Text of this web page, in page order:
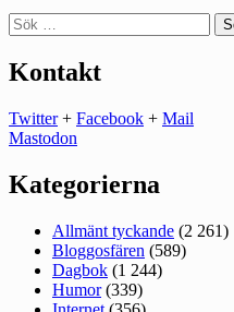
Sök
efter:
Kontakt
Twitter+ Facebook + Mail
Mastodon
Kategorierna
Allmänt tyckande (2 261)
Bloggosfären (589)
Dagbok (1 244)
Humor(339)